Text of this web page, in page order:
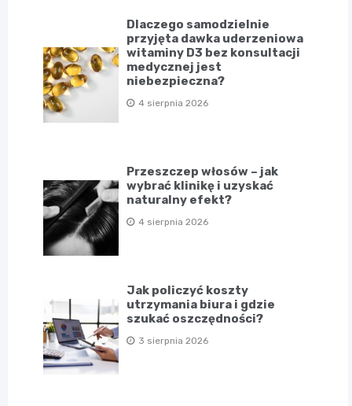
Dlaczego samodzielnie
przyjęta dawka uderzeniowa
witaminy D3 bez konsultacji
medycznej jest
niebezpieczna?
4 sierpnia 2026
Przeszczep włosów – jak
wybrać klinikę i uzyskać
naturalny efekt?
4 sierpnia 2026
Jak policzyć koszty
utrzymania biura i gdzie
szukać oszczędności?
3 sierpnia 2026